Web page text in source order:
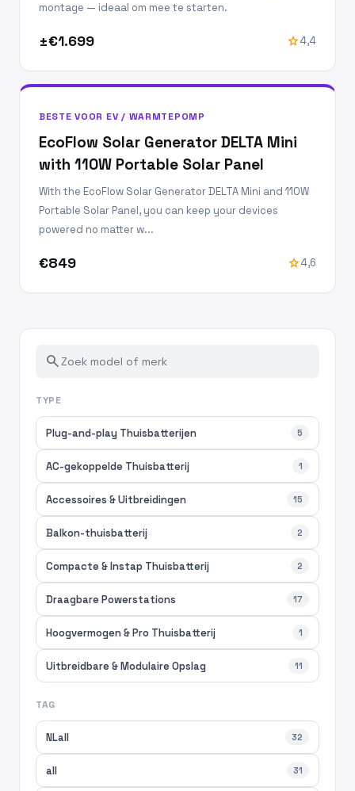
montage — ideaal om mee te starten.
±€1.699 star4,4
BESTE VOOR EV / WARMTEPOMP
EcoFlow Solar Generator DELTA Mini
with 110W Portable Solar Panel
With the EcoFlow Solar Generator DELTA Mini and 110W
Portable Solar Panel, you can keep your devices
powered no matter w...
€849 star4,6
search
TYPE
Plug-and-play Thuisbatterijen 5
AC-gekoppelde Thuisbatterij 1
Accessoires & Uitbreidingen 15
Balkon-thuisbatterij 2
Compacte & Instap Thuisbatterij 2
Draagbare Powerstations 17
Hoogvermogen & Pro Thuisbatterij 1
Uitbreidbare & Modulaire Opslag 11
TAG
NLall 32
all 31